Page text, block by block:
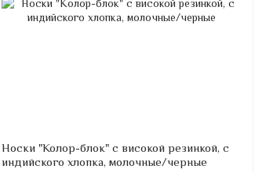
Носки "Колор-блок" с високой резинкой, с
индийского хлопка, молочные/черные